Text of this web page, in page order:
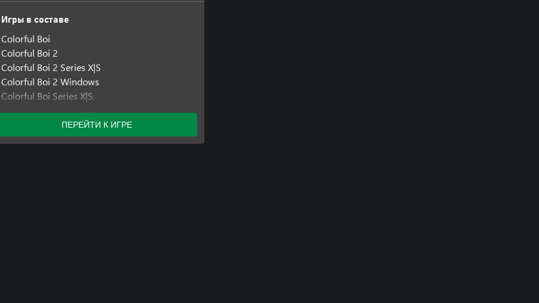
Игры в составе
Colorful Boi
Colorful Boi 2
Colorful Boi 2 Series X|S
Colorful Boi 2 Windows
Colorful Boi Series X|S
Включенные дополнения
Colorful Boi 2 DLC
ПЕРЕЙТИ К ИГРЕ